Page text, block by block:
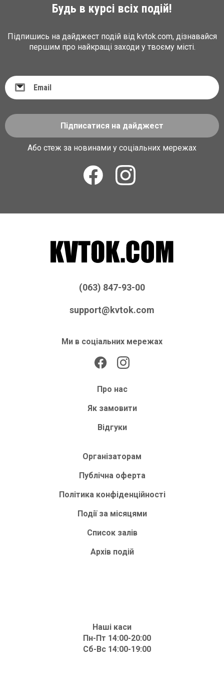
Будь в курсі всіх подій!
Підпишись на дайджест подій від kvtok.com, дізнавайся
першим про найкращі заходи у твоєму місті.
Підписатися на дайджест
Або стеж за новинами у соціальних мережах
(063) 847-93-00
support@kvtok.com
Ми в соціальних мережах
Про нас
Як замовити
Відгуки
Організаторам
Публічна оферта
Політика конфіденційності
Події за місяцями
Список залів
Архів подій
Наші каси
Пн-Пт 14:00-20:00
Сб-Вс 14:00-19:00